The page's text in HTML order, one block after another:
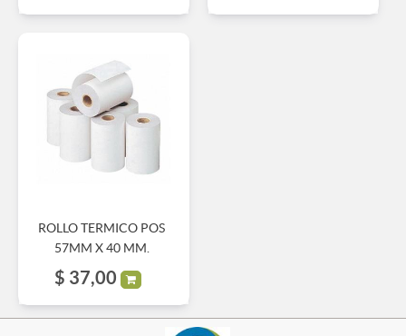
ROLLO TERMICO POS
57MM X 40 MM.
$ 37,00